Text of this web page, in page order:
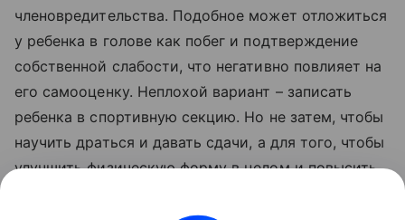
членовредительства. Подобное может отложиться
у ребенка в голове как побег и подтверждение
собственной слабости, что негативно повлияет на
его самооценку. Неплохой вариант – записать
ребенка в спортивную секцию. Но не затем, чтобы
научить драться и давать сдачи, а для того, чтобы
улучшить физическую форму в целом и повысить